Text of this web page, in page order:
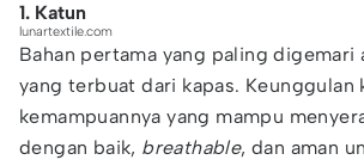
1. Katun
lunartextile.com
Bahan pertama yang paling digemari
yang terbuat dari kapas. Keunggulan
kemampuannya yang mampu
dengan baik, breathable, dan aman